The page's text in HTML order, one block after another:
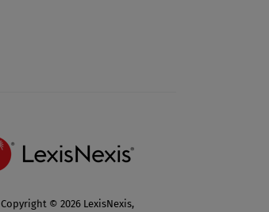
Copyright © 2026 LexisNexis,